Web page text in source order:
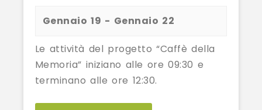
Gennaio 19 - Gennaio 22
Le attività del progetto “Caffè della
Memoria” iniziano alle ore 09:30 e
terminano alle ore 12:30.